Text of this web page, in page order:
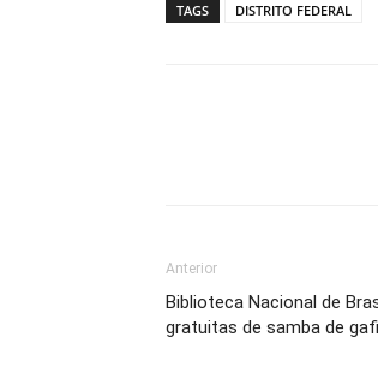
TAGS DISTRITO FEDERAL
Anterior
Biblioteca Nacional de
gratuitas de samba de